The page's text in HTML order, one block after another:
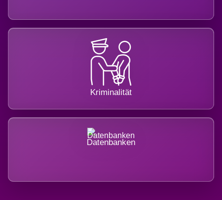
Kriminalität
Datenbanken